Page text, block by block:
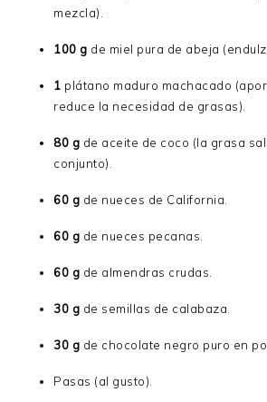
mezcla).
100 g de miel pura de abeja
1 plátano maduro machacado
reduce la necesidad de grasas).
80 g de aceite de coco (la grasa
conjunto).
60 g de nueces de California.
60 g de nueces pecanas.
60 g de almendras crudas.
30 g de semillas de calabaza.
30 g de chocolate negro puro en
Pasas (al gusto).